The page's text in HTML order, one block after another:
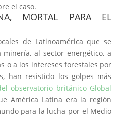
el caso.
MORTAL PARA EL
de Latinoamérica que se
al sector energético, a
o a los intereses forestales por
han resistido los golpes más
observatorio británico Global
América Latina era la región
para la lucha por el Medio